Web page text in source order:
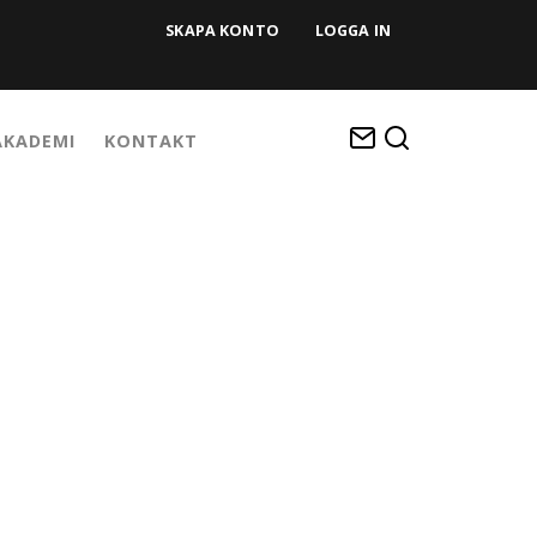
SKAPA KONTO LOGGA IN
KONTAKT